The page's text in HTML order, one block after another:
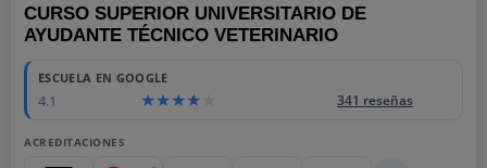
CURSO SUPERIOR UNIVERSITARIO DE
AYUDANTE TÉCNICO VETERINARIO
ESCUELA EN GOOGLE
4.1 341 reseñas
ACREDITACIONES